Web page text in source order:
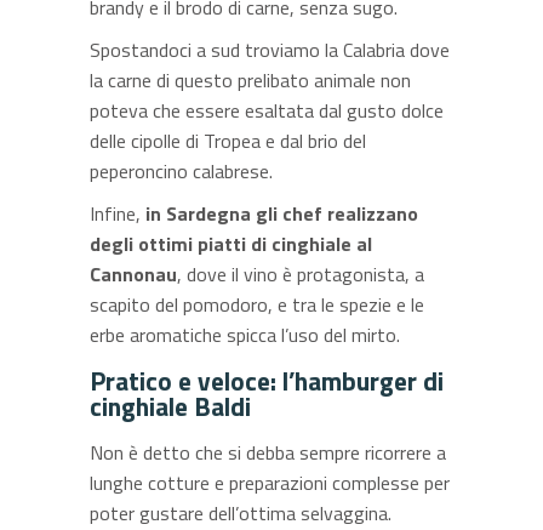
brandy e il brodo di carne, senza sugo.
Spostandoci a sud troviamo la Calabria dove
la carne di questo prelibato animale non
poteva che essere esaltata dal gusto dolce
delle cipolle di Tropea e dal brio del
peperoncino calabrese.
Infine, in Sardegna gli chef realizzano
degli ottimi piatti di cinghiale al
Cannonau, dove il vino è protagonista, a
scapito del pomodoro, e tra le spezie e le
erbe aromatiche spicca l’uso del mirto.
Pratico e veloce: l’hamburger di
cinghiale Baldi
Non è detto che si debba sempre ricorrere a
lunghe cotture e preparazioni complesse per
poter gustare dell’ottima selvaggina.